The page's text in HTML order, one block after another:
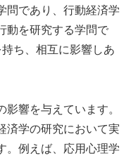
問であり、行動経済学
動を研究する学問で
ち、相互に影響しあ
響を与えています。
済学の研究において実
。例えば、応用心理学